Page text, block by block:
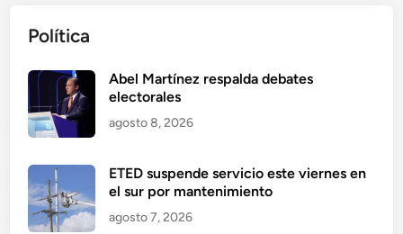
Política
Abel Martínez respalda debates
electorales
agosto 8, 2026
ETED suspende servicio este viernes en
el sur por mantenimiento
agosto 7, 2026